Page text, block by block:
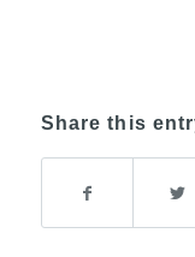
Share this